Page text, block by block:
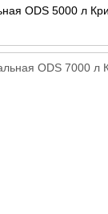
ODS 5000 л